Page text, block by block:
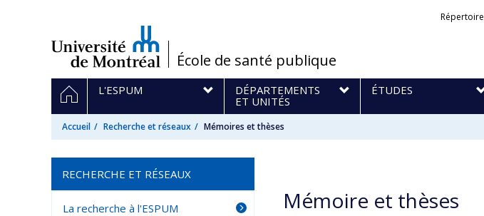
/École de santé publique
Liens
Répertoire
Navigation
principale
ACCUEIL
L'ESPUM
DÉPARTEMENTS
ET UNITÉS
ÉTUDES
Accueil Recherche et réseaux Mémoires et thèses
Mémoire et thèses
RECHERCHE ET RÉSEAUX
La recherche à l'ESPUM